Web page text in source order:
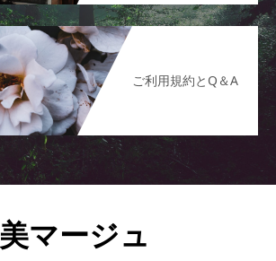
ご利用規約とQ＆A
美マージュ